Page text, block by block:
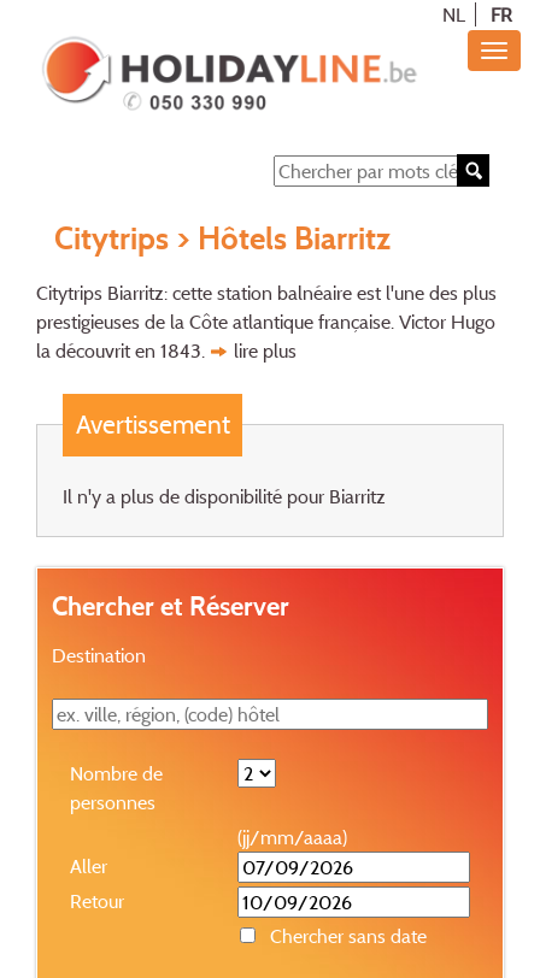
NL FR
Citytrips > Hôtels Biarritz
Citytrips Biarritz: cette station balnéaire est l'une des plus
prestigieuses de la Côte atlantique française. Victor Hugo
la découvrit en 1843.
lire plus
Avertissement
Il n'y a plus de disponibilité pour Biarritz
Chercher et Réserver
Destination
Nombre de
personnes
(jj/mm/aaaa)
Aller
Retour
Chercher sans date